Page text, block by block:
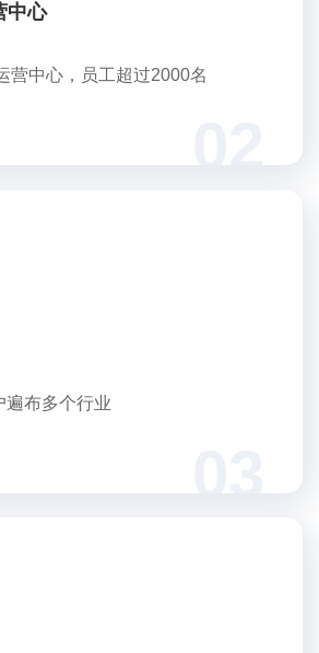
中心
营中心，员工超过2000名
遍布多个行业